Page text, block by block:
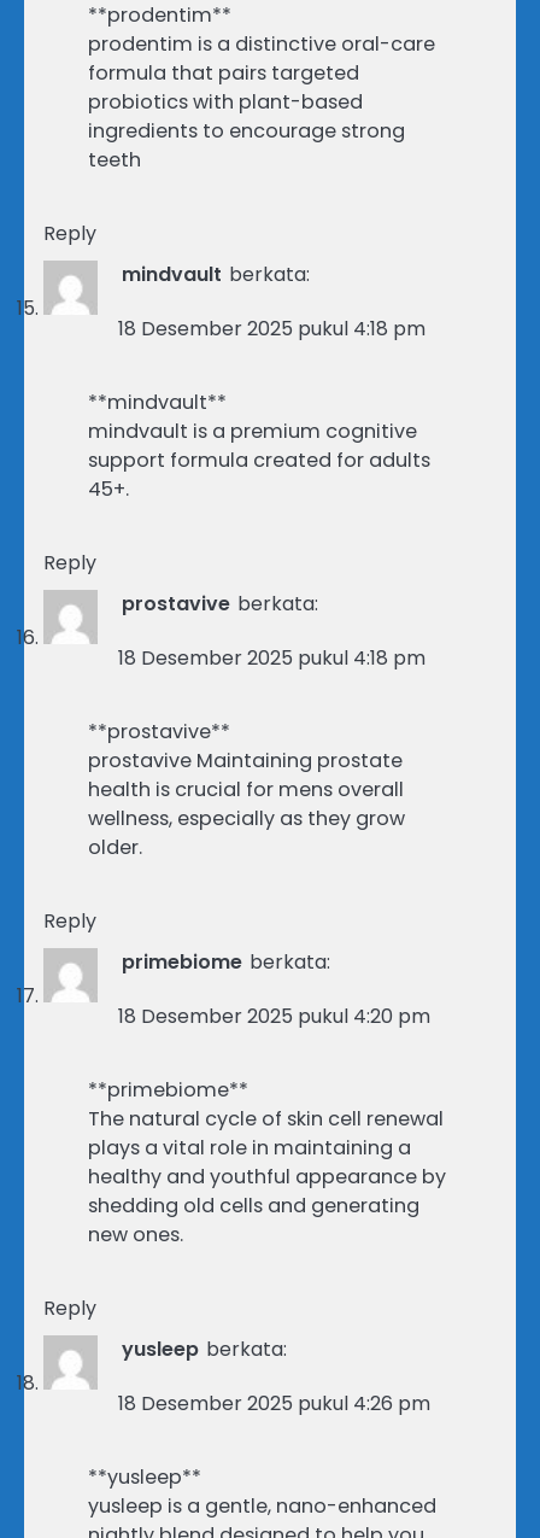
**prodentim**
prodentim is a distinctive oral-care
formula that pairs targeted
probiotics with plant-based
ingredients to encourage strong
teeth
Reply
mindvault berkata:
18 Desember 2025 pukul 4:18 pm
**mindvault**
mindvault is a premium cognitive
support formula created for adults
45+.
Reply
prostavive berkata:
18 Desember 2025 pukul 4:18 pm
**prostavive**
prostavive Maintaining prostate
health is crucial for mens overall
wellness, especially as they grow
older.
Reply
primebiome berkata:
18 Desember 2025 pukul 4:20 pm
**primebiome**
The natural cycle of skin cell renewal
plays a vital role in maintaining a
healthy and youthful appearance by
shedding old cells and generating
new ones.
Reply
yusleep berkata:
18 Desember 2025 pukul 4:26 pm
**yusleep**
yusleep is a gentle, nano-enhanced